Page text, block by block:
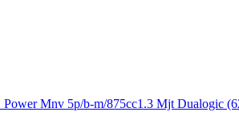
Mnv 5p/b-m/875cc1.3 Mjt Dualogic